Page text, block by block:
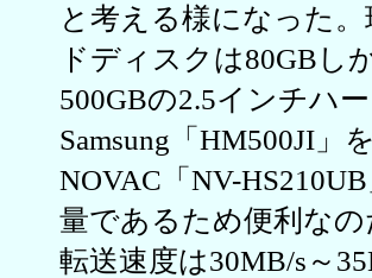
と考える様になった
ドディスクは80GBし
500GBの2.5インチハ
Samsung「HM500JI」
NOVAC「NV-
量であるため便利な
転送速度は30MB/s～